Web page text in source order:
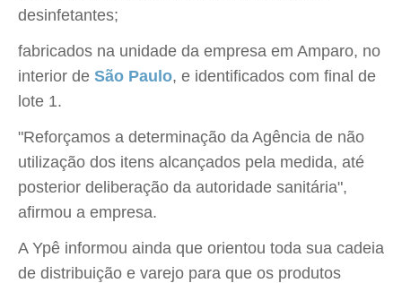
desinfetantes;
fabricados na unidade da empresa em Amparo, no
interior de São Paulo, e identificados com final de
lote 1.
"Reforçamos a determinação da Agência de não
utilização dos itens alcançados pela medida, até
posterior deliberação da autoridade sanitária",
afirmou a empresa.
A Ypê informou ainda que orientou toda sua cadeia
de distribuição e varejo para que os produtos